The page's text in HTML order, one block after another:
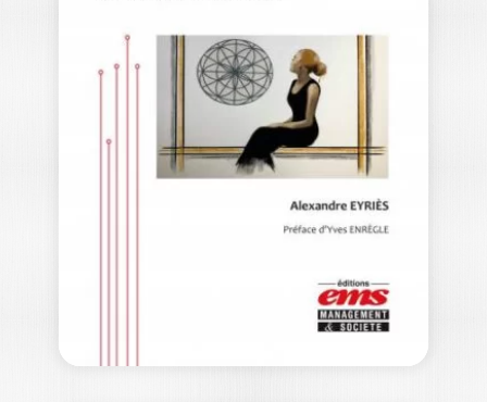
L’USAGE DE
TWITTER PAR LES
CANDIDATS
GILLES BRACHOTTE|
ALEXANDER FRAME
élections au Parlement européen en